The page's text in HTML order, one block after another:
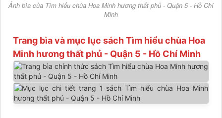
Ảnh bìa của Tìm hiểu chùa Hoa Minh hương thất phủ - Quận 5 - Hồ Chí
Minh
Trang bìa và mục lục sách Tìm hiểu chùa Hoa
Minh hương thất phủ - Quận 5 - Hồ Chí Minh